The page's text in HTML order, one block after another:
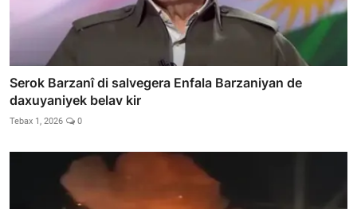
Serok Barzanî di salvegera Enfala Barzaniyan de
daxuyaniyek belav kir
Tebax 1, 2026 0